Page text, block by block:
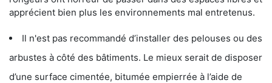
apprécient bien plus les environnements mal entretenus.
Il n'est pas recommandé d’installer des pelouses ou des
arbustes à côté des bâtiments. Le mieux serait de disposer
d’une surface cimentée, bitumée empierrée à l’aide de